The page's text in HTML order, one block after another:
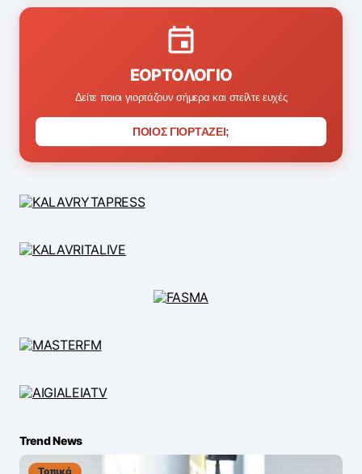
ΕΟΡΤΟΛΌΓΙΟ
Δείτε ποιοι γιορτάζουν σήμερα και στείλτε ευχές
ΠΟΙΟΣ ΓΙΟΡΤΑΖΕΙ;
Trend News
Τοπικά